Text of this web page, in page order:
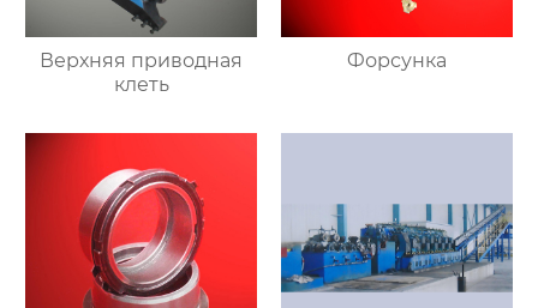
Верхняя приводная
клеть
Форсунка